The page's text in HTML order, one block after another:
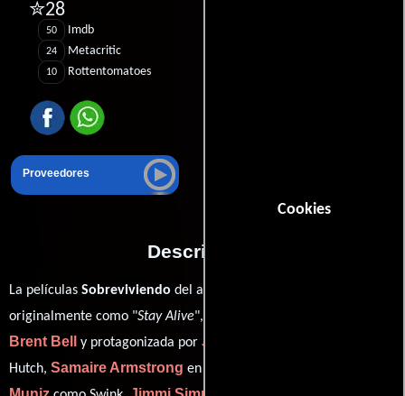
Cookies
✮28
50 Imdb
24 Metacritic
10 Rottentomatoes
Proveedores
Descripción
La películas Sobreviviendo del año 2006, conocida
originalmente como "Stay Alive", está dirigida por
Brent Bell
y protagonizada por Jon Foster
Hutch, Samaire Armstrong en el papel de Abigail ,